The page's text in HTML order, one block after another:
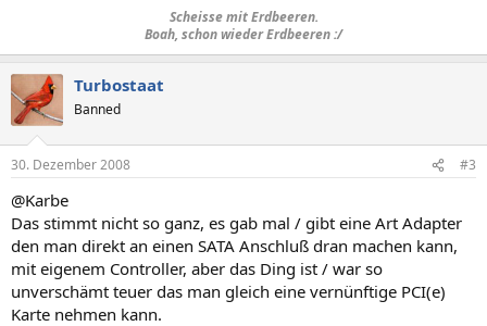
Scheisse mit Erdbeeren.
Boah, schon wieder Erdbeeren :/
Turbostaat
Banned
30. Dezember 2008 #3
@Karbe
Das stimmt nicht so ganz, es gab mal / gibt eine Art Adapter
den man direkt an einen SATA Anschluß dran machen kann,
mit eigenem Controller, aber das Ding ist / war so
unverschämt teuer das man gleich eine vernünftige PCI(e)
Karte nehmen kann.